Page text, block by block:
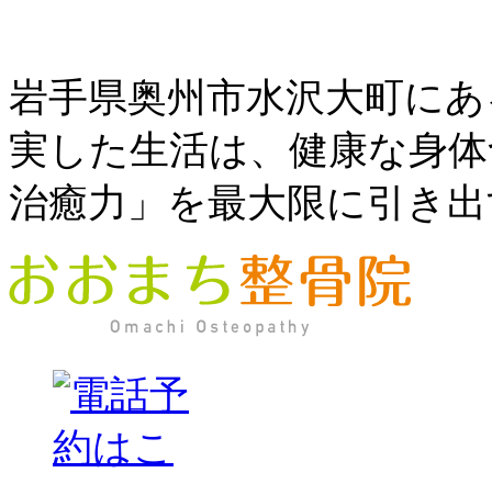
岩手県奥州市水沢大町に
実した生活は、健康な身
治癒力」を最大限に引き